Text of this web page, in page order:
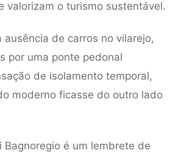
valorizam o turismo sustentável.
ausência de carros no vilarejo,
por uma ponte pedonal
de isolamento temporal,
moderno ficasse do outro lado
Bagnoregio é um lembrete de